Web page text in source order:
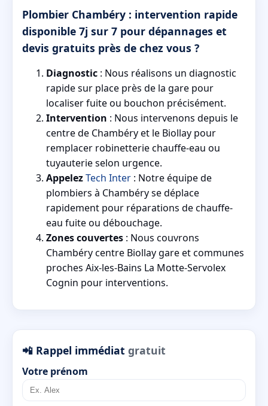
Plombier Chambéry : intervention rapide
disponible 7j sur 7 pour dépannages et
devis gratuits près de chez vous ?
Diagnostic : Nous réalisons un diagnostic
rapide sur place près de la gare pour
localiser fuite ou bouchon précisément.
Intervention : Nous intervenons depuis le
centre de Chambéry et le Biollay pour
remplacer robinetterie chauffe-eau ou
tuyauterie selon urgence.
AppelezTech Inter : Notre équipe de
plombiers à Chambéry se déplace
rapidement pour réparations de chauffe-
eau fuite ou débouchage.
Zones couvertes : Nous couvrons
Chambéry centre Biollay gare et communes
proches Aix-les-Bains La Motte-Servolex
Cognin pour interventions.
📲 Rappel immédiat gratuit
Votre prénom